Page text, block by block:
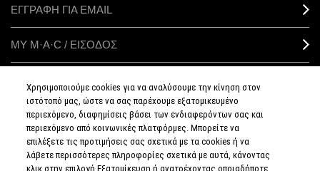
ΕΓΓΡΑΦΗ ΓΙΑ EMAIL
ΜΥ M·A·C / ΕΙΣΟΔΟΣ
ΣΥΝΔΕΘΕΙΤΕ
Χρησιμοποιούμε cookies για να αναλύσουμε την κίνηση στον
ιστότοπό μας, ώστε να σας παρέχουμε εξατομικευμένο
περιεχόμενο, διαφημίσεις βάσει των ενδιαφερόντων σας και
περιεχόμενο από κοινωνικές πλατφόρμες. Μπορείτε να
επιλέξετε τις προτιμήσεις σας σχετικά με τα cookies ή να
λάβετε περισσότερες πληροφορίες σχετικά με αυτά, κάνοντας
κλικ στην επιλογή Εξατομίκευση ή ανατρέχοντας οποιαδήποτε